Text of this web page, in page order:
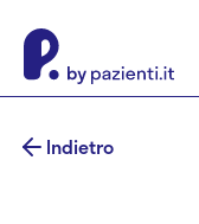
Indietro